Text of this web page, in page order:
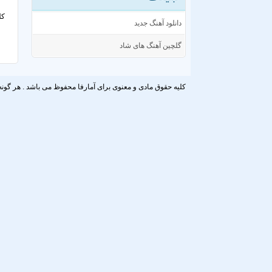
دانلود آهنگ جدید
گلچین آهنگ های شاد
کلیه حقوق مادی و معنوی برای آمارفا محفوظ می باشد . هر